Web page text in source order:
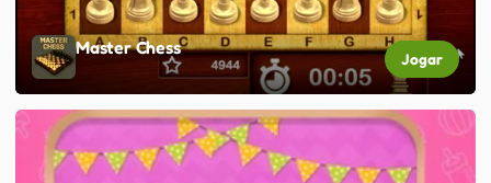
Master Chess
Jogar